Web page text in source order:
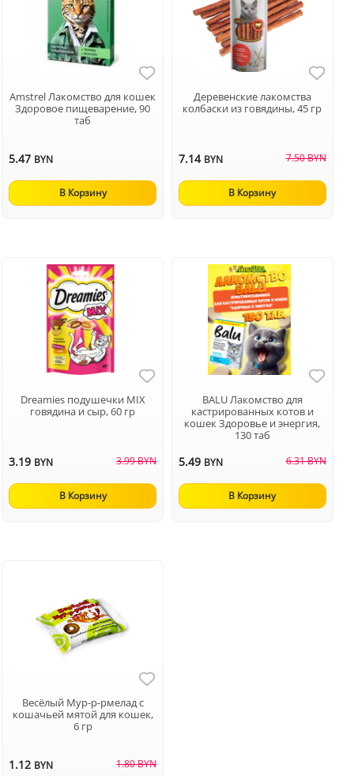
Amstrel Лакомство для кошек
Здоровое пищеварение, 90
таб
5.47 BYN
В Корзину
Деревенские лакомства
колбаски из говядины, 45 гр
7.14 BYN 7.50 BYN
В Корзину
Dreamies подушечки MIX
говядина и сыр, 60 гр
3.19 BYN 3.99 BYN
В Корзину
BALU Лакомство для
кастрированных котов и
кошек Здоровье и энергия,
130 таб
5.49 BYN 6.31 BYN
В Корзину
Весёлый Мур-р-рмелад с
кошачьей мятой для кошек,
6 гр
1.12 BYN 1.80 BYN